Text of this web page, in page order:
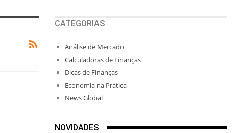
CATEGORIAS
Análise de Mercado
Calculadoras de Finanças
Dicas de Finanças
Economia na Prática
News Global
NOVIDADES